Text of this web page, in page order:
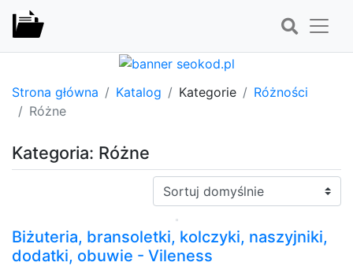
Strona główna Katalog Kategorie
Różności
Różne
Kategoria: Różne
Sortuj:
Biżuteria, bransoletki, kolczyki, naszyjniki,
dodatki, obuwie - Vileness